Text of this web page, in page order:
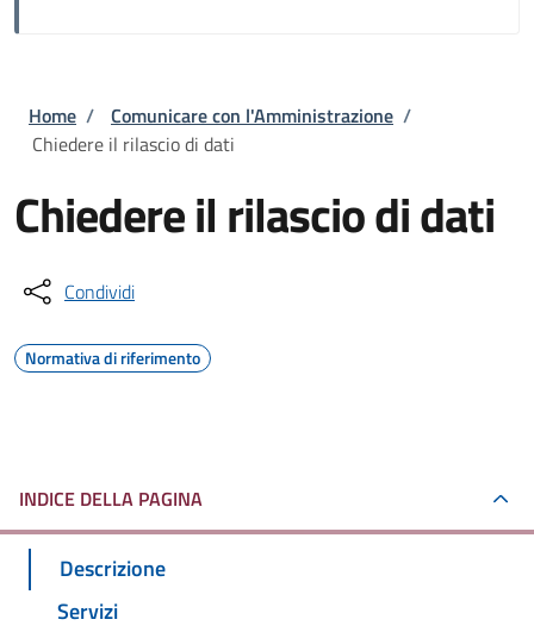
Briciole di pane
Home / Comunicare con l'Amministrazione /
Chiedere il rilascio di dati
Chiedere il rilascio di dati
Condividi
Normativa di riferimento
INDICE DELLA PAGINA
Descrizione
Servizi